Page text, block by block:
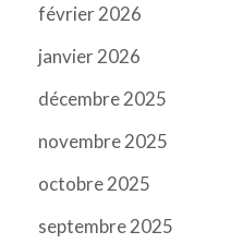
février 2026
janvier 2026
décembre 2025
novembre 2025
octobre 2025
septembre 2025